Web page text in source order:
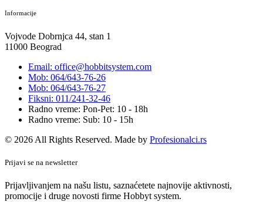
Informacije
Vojvode Dobrnjca 44, stan 1
11000 Beograd
Email: office@hobbitsystem.com
Mob: 064/643-76-26
Mob: 064/643-76-27
Fiksni: 011/241-32-46
Radno vreme: Pon-Pet: 10 - 18h
Radno vreme: Sub: 10 - 15h
© 2026 All Rights Reserved. Made by Profesionalci.rs
Prijavi se na newsletter
Prijavljivanjem na našu listu, saznaćetete najnovije aktivnosti,
promocije i druge novosti firme Hobbyt system.